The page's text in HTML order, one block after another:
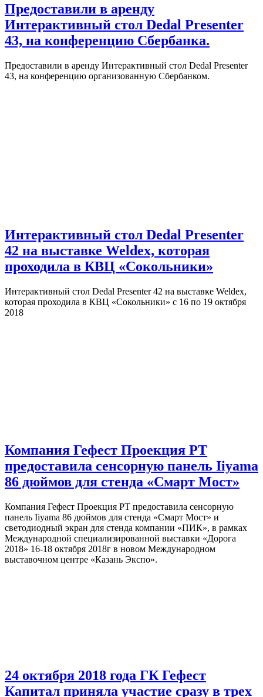
Предоставили в аренду
Интерактивный стол Dedal Presenter
43, на конференцию Сбербанка.
Предоставили в аренду Интерактивный стол Dedal Presenter
43, на конференцию организованную Сбербанком.
Интерактивный стол Dedal Presenter
42 на выставке Weldex, которая
проходила в КВЦ «Сокольники»
Интерактивный стол Dedal Presenter 42 на выставке Weldex,
которая проходила в КВЦ «Сокольники» с 16 по 19 октября
2018
Компания Гефест Проекция РТ
предоставила сенсорную панель Iiyama
86 дюймов для стенда «Смарт Мост»
Компания Гефест Проекция РТ предоставила сенсорную
панель Iiyama 86 дюймов для стенда «Смарт Мост» и
светодиодный экран для стенда компании «ПИК», в рамках
Международной специализированной выставки «Дорога
2018» 16-18 октября 2018г в новом Международном
выставочном центре «Казань Экспо».
24 октября 2018 года ГК Гефест
Капитал приняла участие сразу в трех